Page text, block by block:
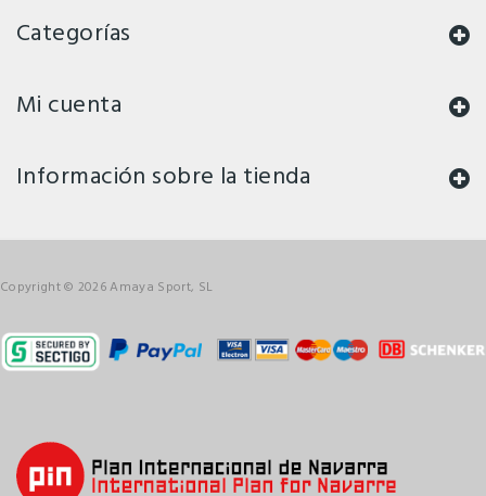
Categorías
Mi cuenta
Información sobre la tienda
Copyright © 2026 Amaya Sport, SL